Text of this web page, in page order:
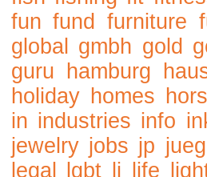
fun fund furniture
global
gmbh gold
guru
hamburg
holiday homes
in industries info
jewelry jobs jp
legal
lgbt li life